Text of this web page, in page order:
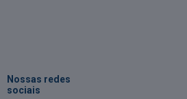
Nossas redes
sociais